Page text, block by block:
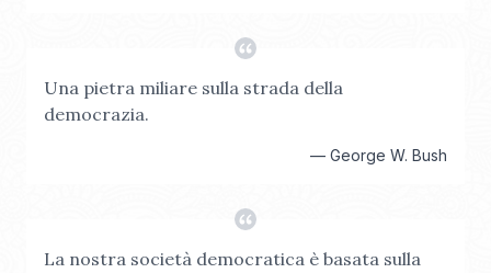
Una pietra miliare sulla strada della
democrazia.
— George W. Bush
La nostra società democratica è basata sulla